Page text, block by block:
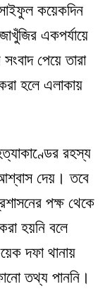
কয়েকদিন
একপর্যায়ে
সংবাদ পেয়ে তারা
হলে এলাকায়
রহস্য
দেয়। তবে
পক্ষ থেকে
হয়নি বলে
দফা থানায়
তথ্য পাননি।